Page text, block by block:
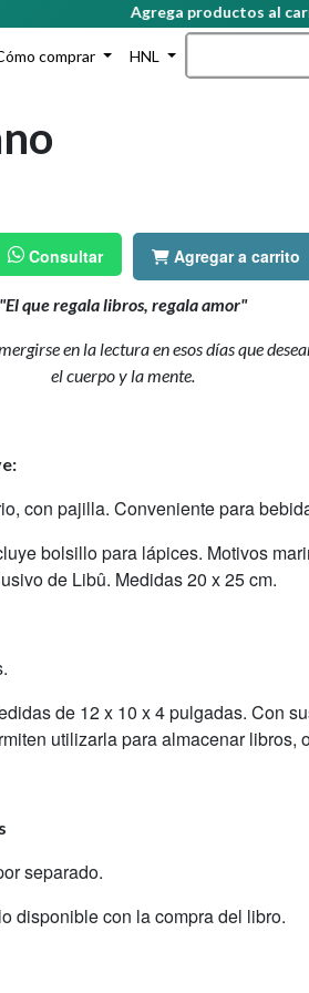
Agrega productos al
comprar HNL
Consultar Agregar a carrito
"El que regala libros, regala amor"
en la lectura en esos días que
el cuerpo y la mente.
con pajilla. Conveniente para
bolsillo para lápices. Motivos
de Libû. Medidas 20 x 25 cm.
de 12 x 10 x 4 pulgadas. Con
utilizarla para almacenar libros,
separado.
disponible con la compra del libro.